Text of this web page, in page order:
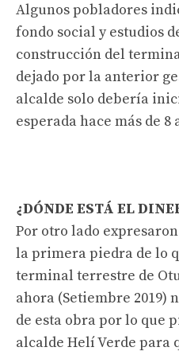
Algunos pobladores
fondo social y estudios
construcción del
dejado por la anterior
alcalde solo debería
esperada hace más de 8
¿DÓNDE ESTÁ EL
Por otro lado
la primera piedra de lo
terminal terrestre de
ahora (Setiembre 2019)
de esta obra por lo que
alcalde Helí Verde para